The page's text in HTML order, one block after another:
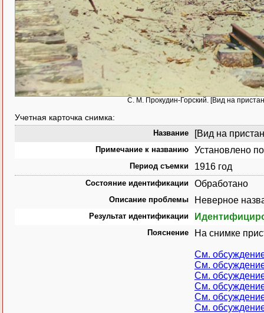
С. М. Прокудин-Горский. [Вид на
Учетная карточка снимка:
Название [Вид на
Примечание к названию Установлено
Период съемки 1916 год
Состояние идентификации Обработано
Описание проблемы Неверное
Результат идентификации
Пояснение На снимке
См.
См.
См.
См.
См.
См.